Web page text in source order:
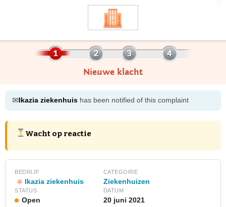
Nieuwe klacht
✉Ikazia ziekenhuis has been notified of this complaint
Wacht op reactie
BEDRIJF
Ikazia ziekenhuis
CATEGORIE
Ziekenhuizen
STATUS
Open
DATUM
20 juni 2021